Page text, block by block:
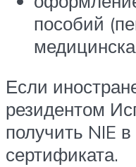
пособий
Если
резидентом
получить NIE
сертификата.